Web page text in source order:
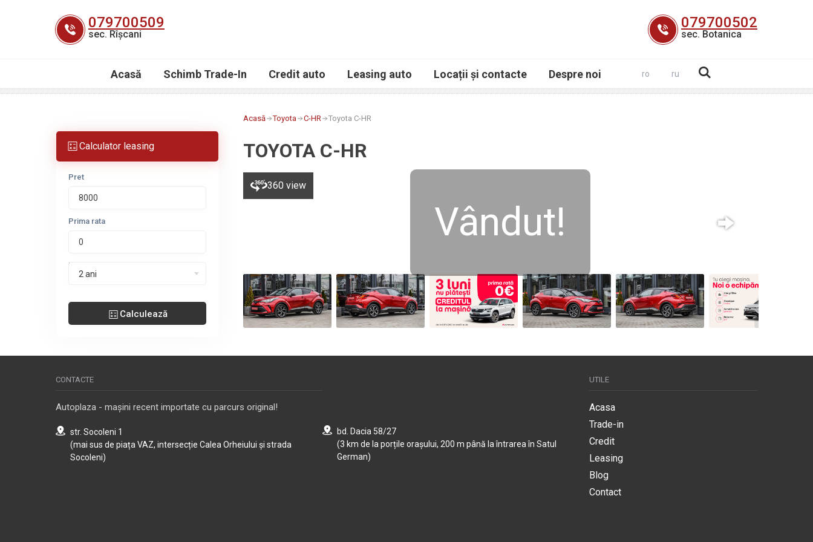
079700509
sec. Rîșcani
079700502
sec. Botanica
Acasă Schimb Trade-In Credit auto Leasing auto Locații și contacte Despre noi ro ru
Calculator leasing
Pret
Prima rata
Perioada leasing
2 ani
Calculează
Acasă Toyota C-HR Toyota C-HR
TOYOTA C-HR
360 view
Vândut!
CONTACTE
Autoplaza - mașini recent importate cu parcurs original!
str. Socoleni 1
(mai sus de piața VAZ, intersecție Calea Orheiului și strada
Socoleni)
bd. Dacia 58/27
(3 km de la porțile orașului, 200 m până la întrarea în Satul
German)
UTILE
Acasa
Trade-in
Credit
Leasing
Blog
Contact